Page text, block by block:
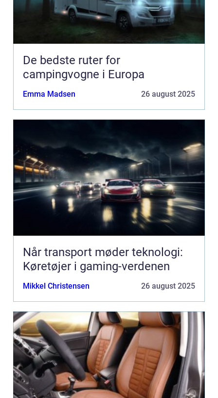
De bedste ruter for
campingvogne i Europa
Emma Madsen 26 august 2025
Når transport møder teknologi:
Køretøjer i gaming-verdenen
Mikkel Christensen 26 august 2025